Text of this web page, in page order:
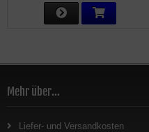
Mehr über...
Liefer- und Versandkosten